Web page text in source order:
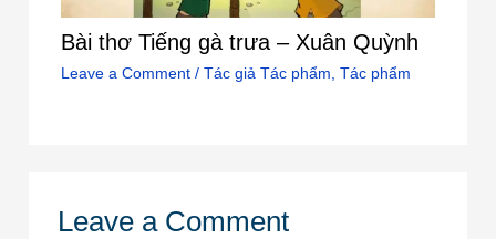
Bài thơ Tiếng gà trưa – Xuân Quỳnh
Leave a Comment /Tác giả Tác phẩm ,Tác phẩm
Leave a Comment